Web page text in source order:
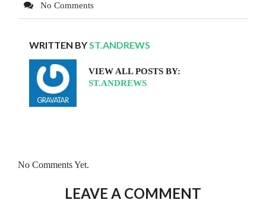
No Comments
WRITTEN BYST.ANDREWS
VIEW ALL POSTS BY:
ST.ANDREWS
No Comments Yet.
LEAVE A COMMENT